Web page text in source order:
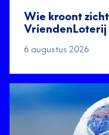
Wie kroont
VriendenLoterij
6 augustus 2026